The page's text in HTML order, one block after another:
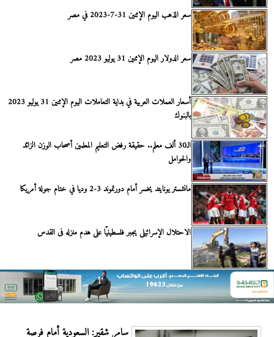
سعر الذهب اليوم الإثنين 31-7-2023 في مصر
سعر الدولار اليوم الإثنين 31 يوليو 2023 مصر
أسعار العملات العربية في بداية التعاملات اليوم الإثنين 31 يوليو 2023
بالبنوك
الـ30 ألف معلم.. حقيقة رفض التعليم المعلمين أصحاب الوزن الزائد
والحوامل
مانشستر يونايتد يخسر أمام دورتموند 3-2 وديا في ختام جولة أمريكا
الاحتلال الإسرائيلى يجبر فلسطينيًا على هدم منزله فى القدس
سامر شقير: السعودية أمام فرصة